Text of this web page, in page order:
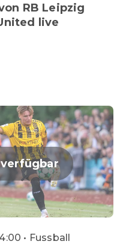
RB Leipzig
live
• Fussball